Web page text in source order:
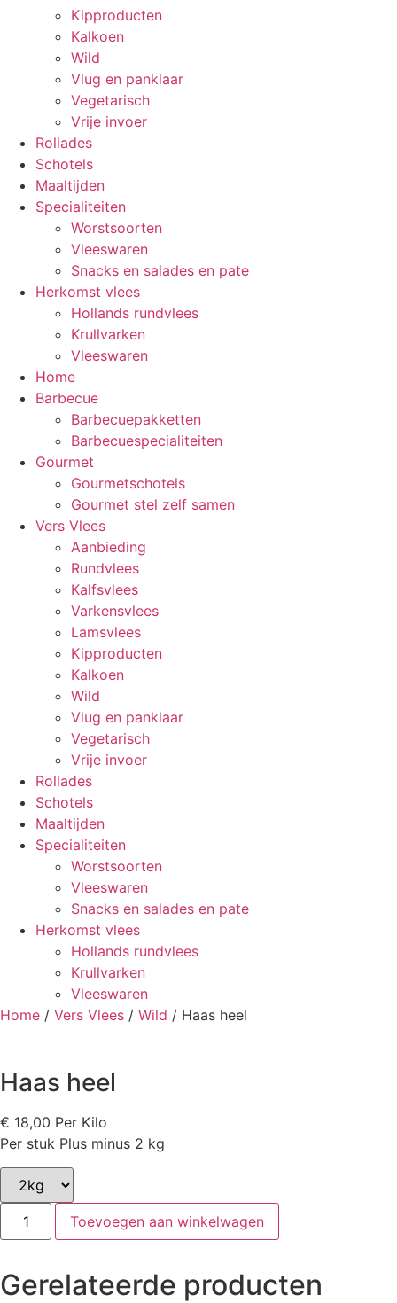
Kipproducten
Kalkoen
Wild
Vlug en panklaar
Vegetarisch
Vrije invoer
Rollades
Schotels
Maaltijden
Specialiteiten
Worstsoorten
Vleeswaren
Snacks en salades en pate
Herkomst vlees
Hollands rundvlees
Krullvarken
Vleeswaren
Home
Barbecue
Barbecuepakketten
Barbecuespecialiteiten
Gourmet
Gourmetschotels
Gourmet stel zelf samen
Vers Vlees
Aanbieding
Rundvlees
Kalfsvlees
Varkensvlees
Lamsvlees
Kipproducten
Kalkoen
Wild
Vlug en panklaar
Vegetarisch
Vrije invoer
Rollades
Schotels
Maaltijden
Specialiteiten
Worstsoorten
Vleeswaren
Snacks en salades en pate
Herkomst vlees
Hollands rundvlees
Krullvarken
Vleeswaren
Home / Vers Vlees / Wild / Haas heel
Haas heel
€ 18,00 Per Kilo
Per stuk Plus minus 2 kg
Selected
option
Haas
heel
quantity
Toevoegen aan winkelwagen
Gerelateerde producten